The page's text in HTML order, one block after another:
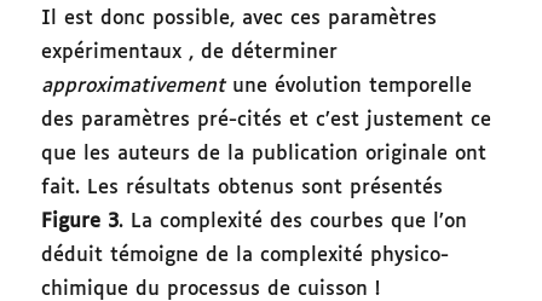
Il est donc possible, avec ces paramètres
expérimentaux , de déterminer
approximativement une évolution temporelle
des paramètres pré-cités et c’est justement ce
que les auteurs de la publication originale ont
fait. Les résultats obtenus sont présentés
Figure 3. La complexité des courbes que l’on
déduit témoigne de la complexité physico-
chimique du processus de cuisson !